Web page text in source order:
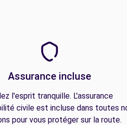
Assurance incluse
l'esprit tranquille. L'assurance
civile est incluse dans toutes
pour vous protéger sur la route.